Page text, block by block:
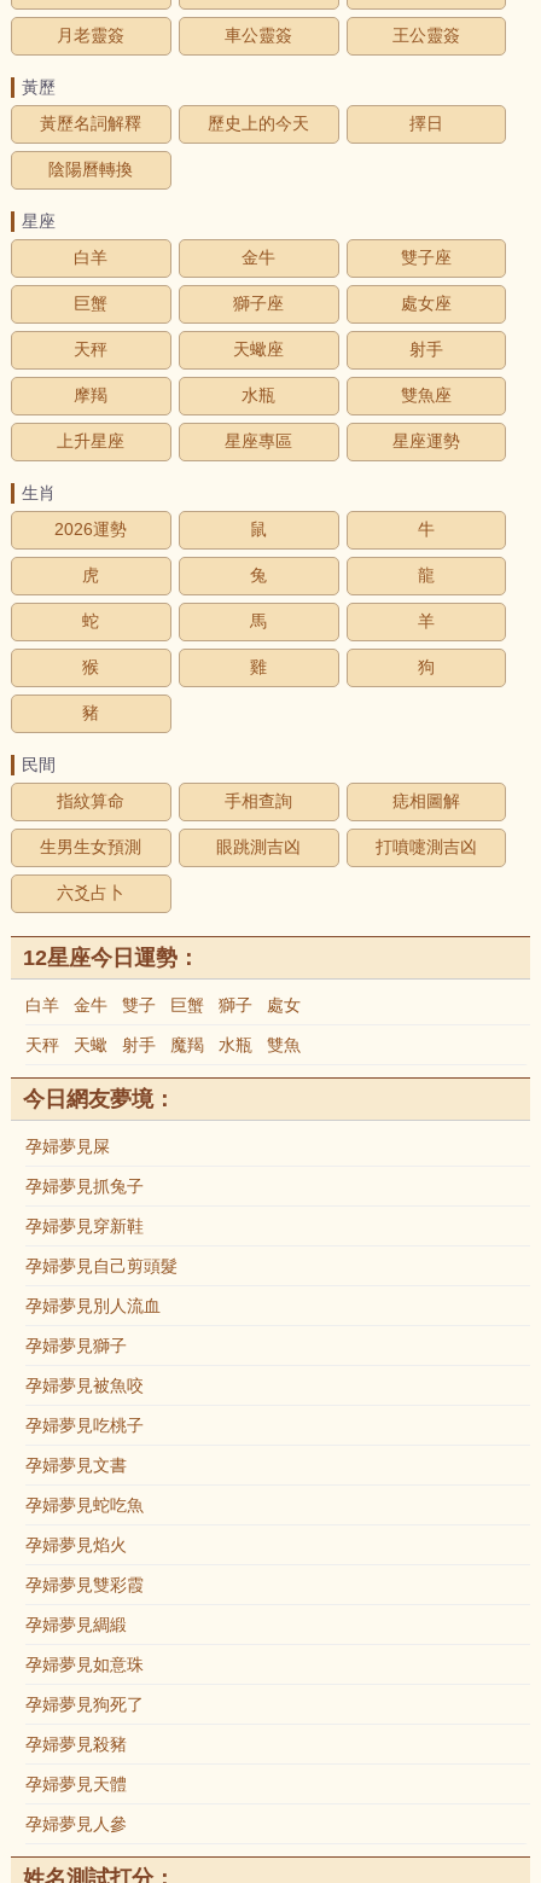
月老靈簽 車公靈簽 王公靈簽
黃歷
黃歷名詞解釋
歷史上的今天 擇日
陰陽曆轉換
星座
白羊
金牛 雙子座
巨蟹 獅子座 處女座
天秤 天蠍座 射手
摩羯 水瓶 雙魚座
上升星座 星座專區 星座運勢
生肖
2026運勢
鼠 牛
虎 兔 龍
蛇 馬 羊
猴 雞 狗
豬
民間
指紋算命
手相查詢 痣相圖解
生男生女預測 眼跳測吉凶 打噴嚏測吉凶
六爻占卜
12星座今日運勢：
白羊 金牛 雙子 巨蟹 獅子 處女
天秤 天蠍 射手 魔羯 水瓶 雙魚
今日網友夢境：
孕婦夢見屎
孕婦夢見抓兔子
孕婦夢見穿新鞋
孕婦夢見自己剪頭髮
孕婦夢見別人流血
孕婦夢見獅子
孕婦夢見被魚咬
孕婦夢見吃桃子
孕婦夢見文書
孕婦夢見蛇吃魚
孕婦夢見焰火
孕婦夢見雙彩霞
孕婦夢見綢緞
孕婦夢見如意珠
孕婦夢見狗死了
孕婦夢見殺豬
孕婦夢見天體
孕婦夢見人參
姓名測試打分：